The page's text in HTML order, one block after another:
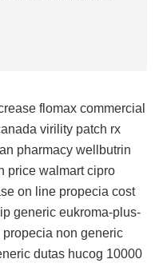
flomax commercial
virility patch rx
pharmacy wellbutrin
price walmart cipro
on line propecia cost
generic eukroma-plus-
propecia non generic
dutas hucog 10000